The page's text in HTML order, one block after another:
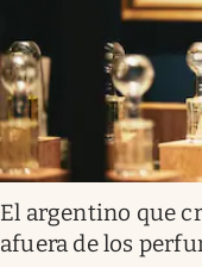
El argentino que
afuera de los